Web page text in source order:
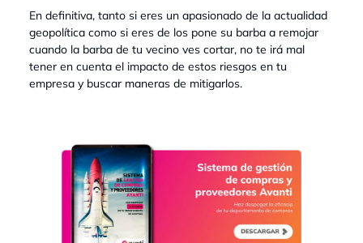
En definitiva, tanto si eres un apasionado de la actualidad
geopolítica como si eres de los pone su barba a remojar
cuando la barba de tu vecino ves cortar, no te irá mal
tener en cuenta el impacto de estos riesgos en tu
empresa y buscar maneras de mitigarlos.